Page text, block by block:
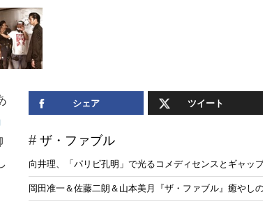
シェア ツイート
ザ・ファブル
向井理、「パリピ孔明」で光るコメディセンスとギャップ
岡田准一＆佐藤二朗＆山本美月『ザ・ファブル』癒やしの